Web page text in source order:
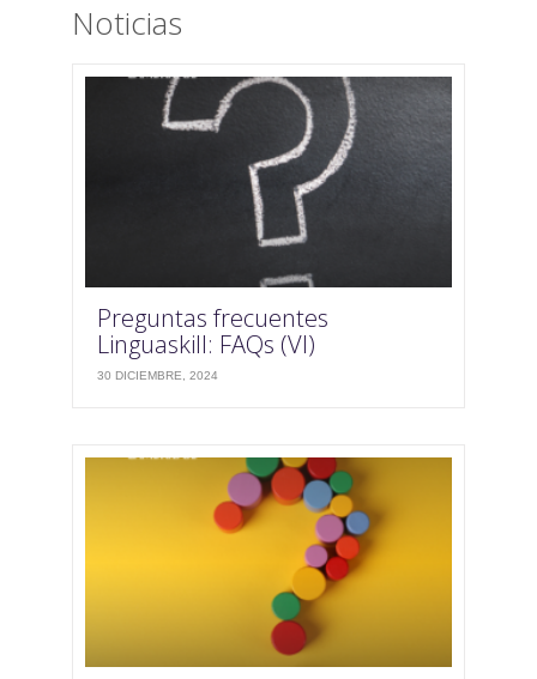
Noticias
Preguntas frecuentes
Linguaskill: FAQs (VI)
30 DICIEMBRE, 2024